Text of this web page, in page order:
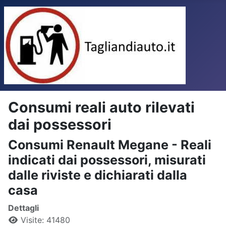
Consumi reali auto rilevati
dai possessori
Consumi Renault Megane - Reali
indicati dai possessori, misurati
dalle riviste e dichiarati dalla
casa
Dettagli
Visite: 41480